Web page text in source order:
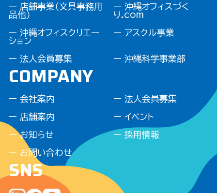
ー 店舗事業（文具事務用
品他）
ー 沖縄オフィスづく
り.com
ー 沖縄オフィスクリエー
ション
ー アスクル事業
ー 法人会員募集 ー 沖縄科学事業部
COMPANY
ー 会社案内 ー 法人会員募集
ー 店舗案内 ー イベント
ー お知らせ ー 採用情報
ー お問い合わせ
SNS